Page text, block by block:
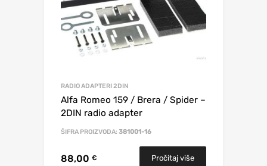
RADIO ADAPTERI 2DIN
Alfa Romeo 159 / Brera / Spider –
2DIN radio adapter
ŠIFRA PROIZVODA: 381001-16
88,00 € Pročitaj više